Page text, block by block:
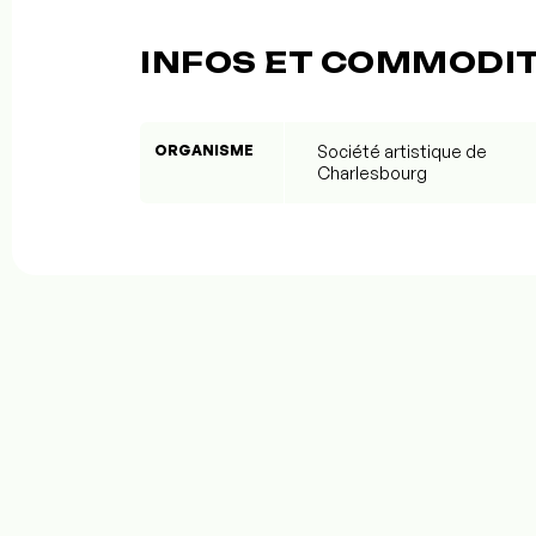
INFOS ET
ORGANISME
Société artistique de
Charlesbourg